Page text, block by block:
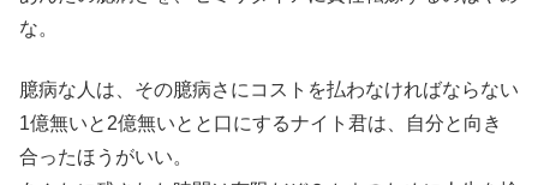
な。
臆病な人は、その臆病さにコストを払わなければならない
1億無いと2億無いとと口にするナイト君は、自分と向き
合ったほうがいい。